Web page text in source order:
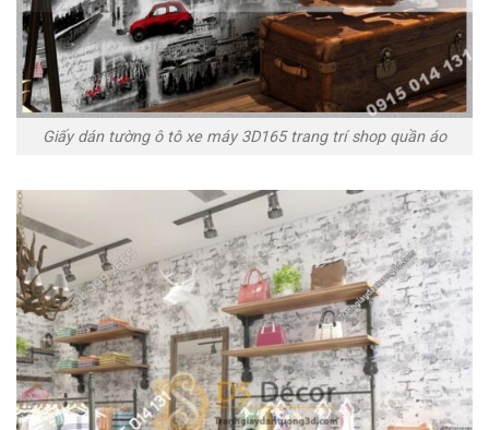
Giấy dán tường ô tô xe máy 3D165 trang trí shop quần áo